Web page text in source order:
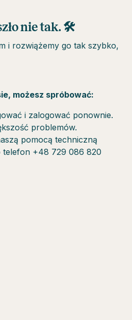
nie tak. 🛠
i rozwiążemy go tak szybko,
możesz spróbować:
i zalogować ponownie.
problemów.
pomocą techniczną
+48 729 086 820